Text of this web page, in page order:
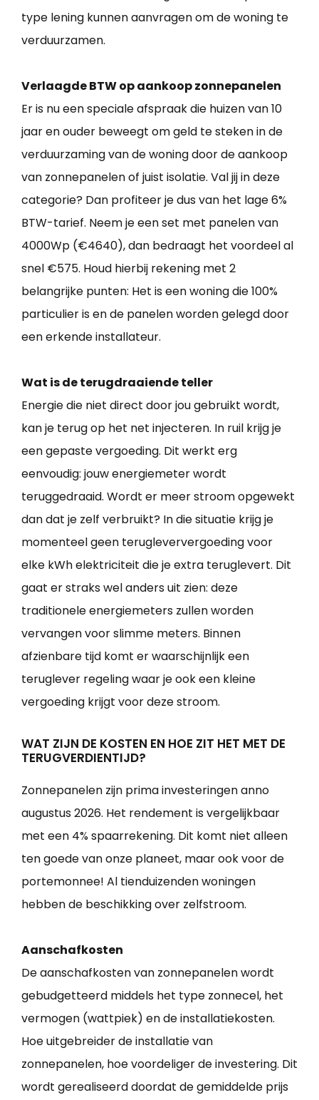
type lening kunnen aanvragen om de woning te
verduurzamen.
Verlaagde BTW op aankoop zonnepanelen
Er is nu een speciale afspraak die huizen van 10
jaar en ouder beweegt om geld te steken in de
verduurzaming van de woning door de aankoop
van zonnepanelen of juist isolatie. Val jij in deze
categorie? Dan profiteer je dus van het lage 6%
BTW-tarief. Neem je een set met panelen van
4000Wp (€4640), dan bedraagt het voordeel al
snel €575. Houd hierbij rekening met 2
belangrijke punten: Het is een woning die 100%
particulier is en de panelen worden gelegd door
een erkende installateur.
Wat is de terugdraaiende teller
Energie die niet direct door jou gebruikt wordt,
kan je terug op het net injecteren. In ruil krijg je
een gepaste vergoeding. Dit werkt erg
eenvoudig: jouw energiemeter wordt
teruggedraaid. Wordt er meer stroom opgewekt
dan dat je zelf verbruikt? In die situatie krijg je
momenteel geen terugleververgoeding voor
elke kWh elektriciteit die je extra teruglevert. Dit
gaat er straks wel anders uit zien: deze
traditionele energiemeters zullen worden
vervangen voor slimme meters. Binnen
afzienbare tijd komt er waarschijnlijk een
teruglever regeling waar je ook een kleine
vergoeding krijgt voor deze stroom.
WAT ZIJN DE KOSTEN EN HOE ZIT HET MET DE
TERUGVERDIENTIJD?
Zonnepanelen zijn prima investeringen anno
augustus 2026. Het rendement is vergelijkbaar
met een 4% spaarrekening. Dit komt niet alleen
ten goede van onze planeet, maar ook voor de
portemonnee! Al tienduizenden woningen
hebben de beschikking over zelfstroom.
Aanschafkosten
De aanschafkosten van zonnepanelen wordt
gebudgetteerd middels het type zonnecel, het
vermogen (wattpiek) en de installatiekosten.
Hoe uitgebreider de installatie van
zonnepanelen, hoe voordeliger de investering. Dit
wordt gerealiseerd doordat de gemiddelde prijs